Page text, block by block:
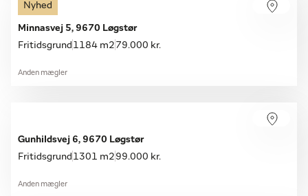
Nyhed
Minnasvej 5, 9670 Løgstør
Fritidsgrund 1184 m2 79.000 kr.
Anden mægler
Gunhildsvej 6, 9670 Løgstør
Fritidsgrund 1301 m2 99.000 kr.
Anden mægler